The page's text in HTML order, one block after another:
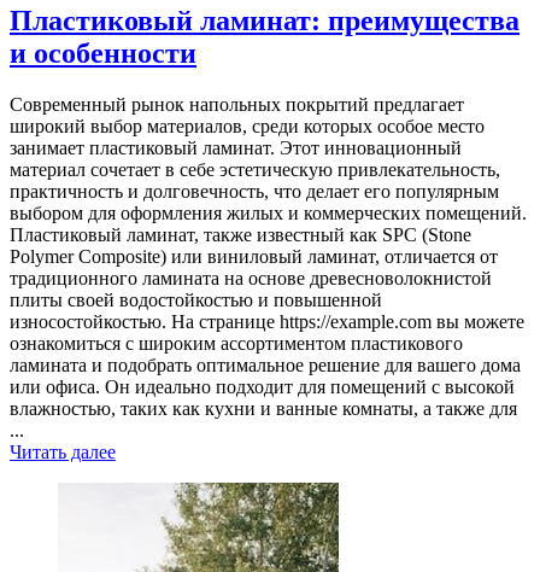
Пластиковый ламинат: преимущества
и особенности
Современный рынок напольных покрытий предлагает
широкий выбор материалов, среди которых особое место
занимает пластиковый ламинат. Этот инновационный
материал сочетает в себе эстетическую привлекательность,
практичность и долговечность, что делает его популярным
выбором для оформления жилых и коммерческих помещений.
Пластиковый ламинат, также известный как SPC (Stone
Polymer Composite) или виниловый ламинат, отличается от
традиционного ламината на основе древесноволокнистой
плиты своей водостойкостью и повышенной
износостойкостью. На странице https://example.com вы можете
ознакомиться с широким ассортиментом пластикового
ламината и подобрать оптимальное решение для вашего дома
или офиса. Он идеально подходит для помещений с высокой
влажностью, таких как кухни и ванные комнаты, а также для
...
Читать далее